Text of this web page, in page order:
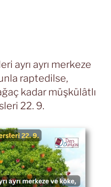
ayrı ayrı merkeze
raptedilse,
kadar müşkülâtlı
22. 9.